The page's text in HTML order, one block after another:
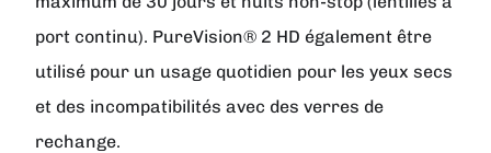
port continu). PureVision® 2 HD également être
utilisé pour un usage quotidien pour les yeux secs
et des incompatibilités avec des verres de
rechange.